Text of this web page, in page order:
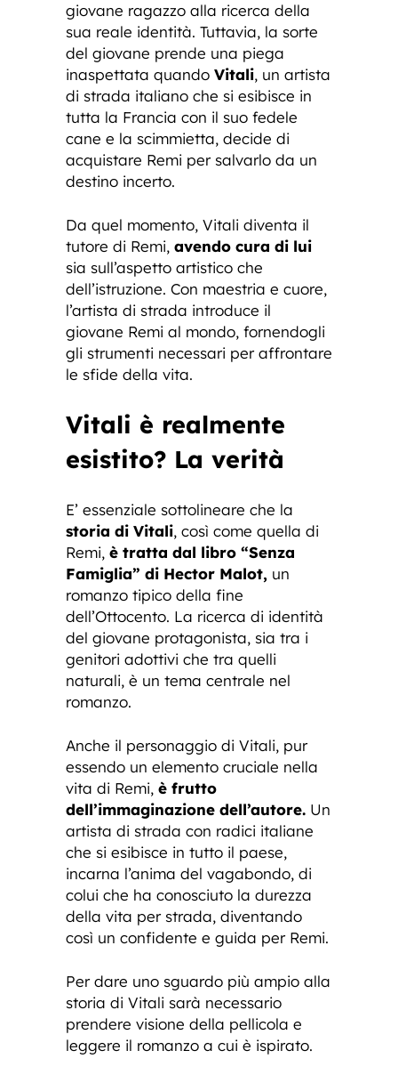
giovane ragazzo alla ricerca della
sua reale identità. Tuttavia, la sorte
del giovane prende una piega
inaspettata quando Vitali, un artista
di strada italiano che si esibisce in
tutta la Francia con il suo fedele
cane e la scimmietta, decide di
acquistare Remi per salvarlo da un
destino incerto.
Da quel momento, Vitali diventa il
tutore di Remi, avendo cura di lui
sia sull’aspetto artistico che
dell’istruzione. Con maestria e cuore,
l’artista di strada introduce il
giovane Remi al mondo, fornendogli
gli strumenti necessari per affrontare
le sfide della vita.
Vitali è realmente
esistito? La verità
E’ essenziale sottolineare che la
storia di Vitali, così come quella di
Remi, è tratta dal libro “Senza
Famiglia” di Hector Malot, un
romanzo tipico della fine
dell’Ottocento. La ricerca di identità
del giovane protagonista, sia tra i
genitori adottivi che tra quelli
naturali, è un tema centrale nel
romanzo.
Anche il personaggio di Vitali, pur
essendo un elemento cruciale nella
vita di Remi, è frutto
dell’immaginazione dell’autore. Un
artista di strada con radici italiane
che si esibisce in tutto il paese,
incarna l’anima del vagabondo, di
colui che ha conosciuto la durezza
della vita per strada, diventando
così un confidente e guida per Remi.
Per dare uno sguardo più ampio alla
storia di Vitali sarà necessario
prendere visione della pellicola e
leggere il romanzo a cui è ispirato.